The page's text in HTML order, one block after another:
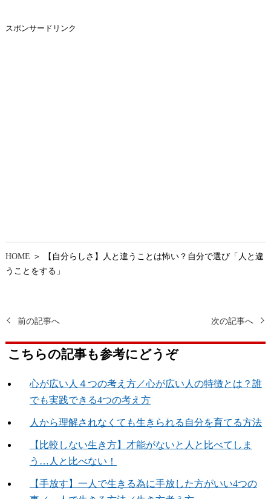
スポンサードリンク
HOME ＞ 【自分らしさ】人と違うことは怖い？自分で選び「人と違
うことをする」
前の記事へ 次の記事へ
こちらの記事も参考にどうぞ
心が広い人４つの考え方／心が広い人の特徴とは？誰
でも実践できる4つの考え方
人から理解されなくても生きられる自分を育てる方法
【比較しない生き方】才能がないと人と比べてしま
う…人と比べない！
【手放す】一人で生きる為に手放した方がいい4つの